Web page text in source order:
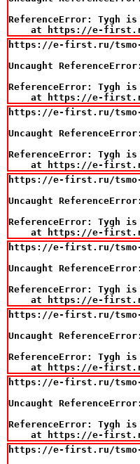
ReferenceError: Tygh
at https://e-
https://e-first.ru/tsmo-
Uncaught
ReferenceError: Tygh
at https://e-
https://e-first.ru/tsmo-
Uncaught
ReferenceError: Tygh
at https://e-
https://e-first.ru/tsmo-
Uncaught
ReferenceError: Tygh
at https://e-
https://e-first.ru/tsmo-
Uncaught
ReferenceError: Tygh
at https://e-
https://e-first.ru/tsmo-
Uncaught
ReferenceError: Tygh
at https://e-
https://e-first.ru/tsmo-
Uncaught
ReferenceError: Tygh
at https://e-
https://e-first.ru/tsmo-